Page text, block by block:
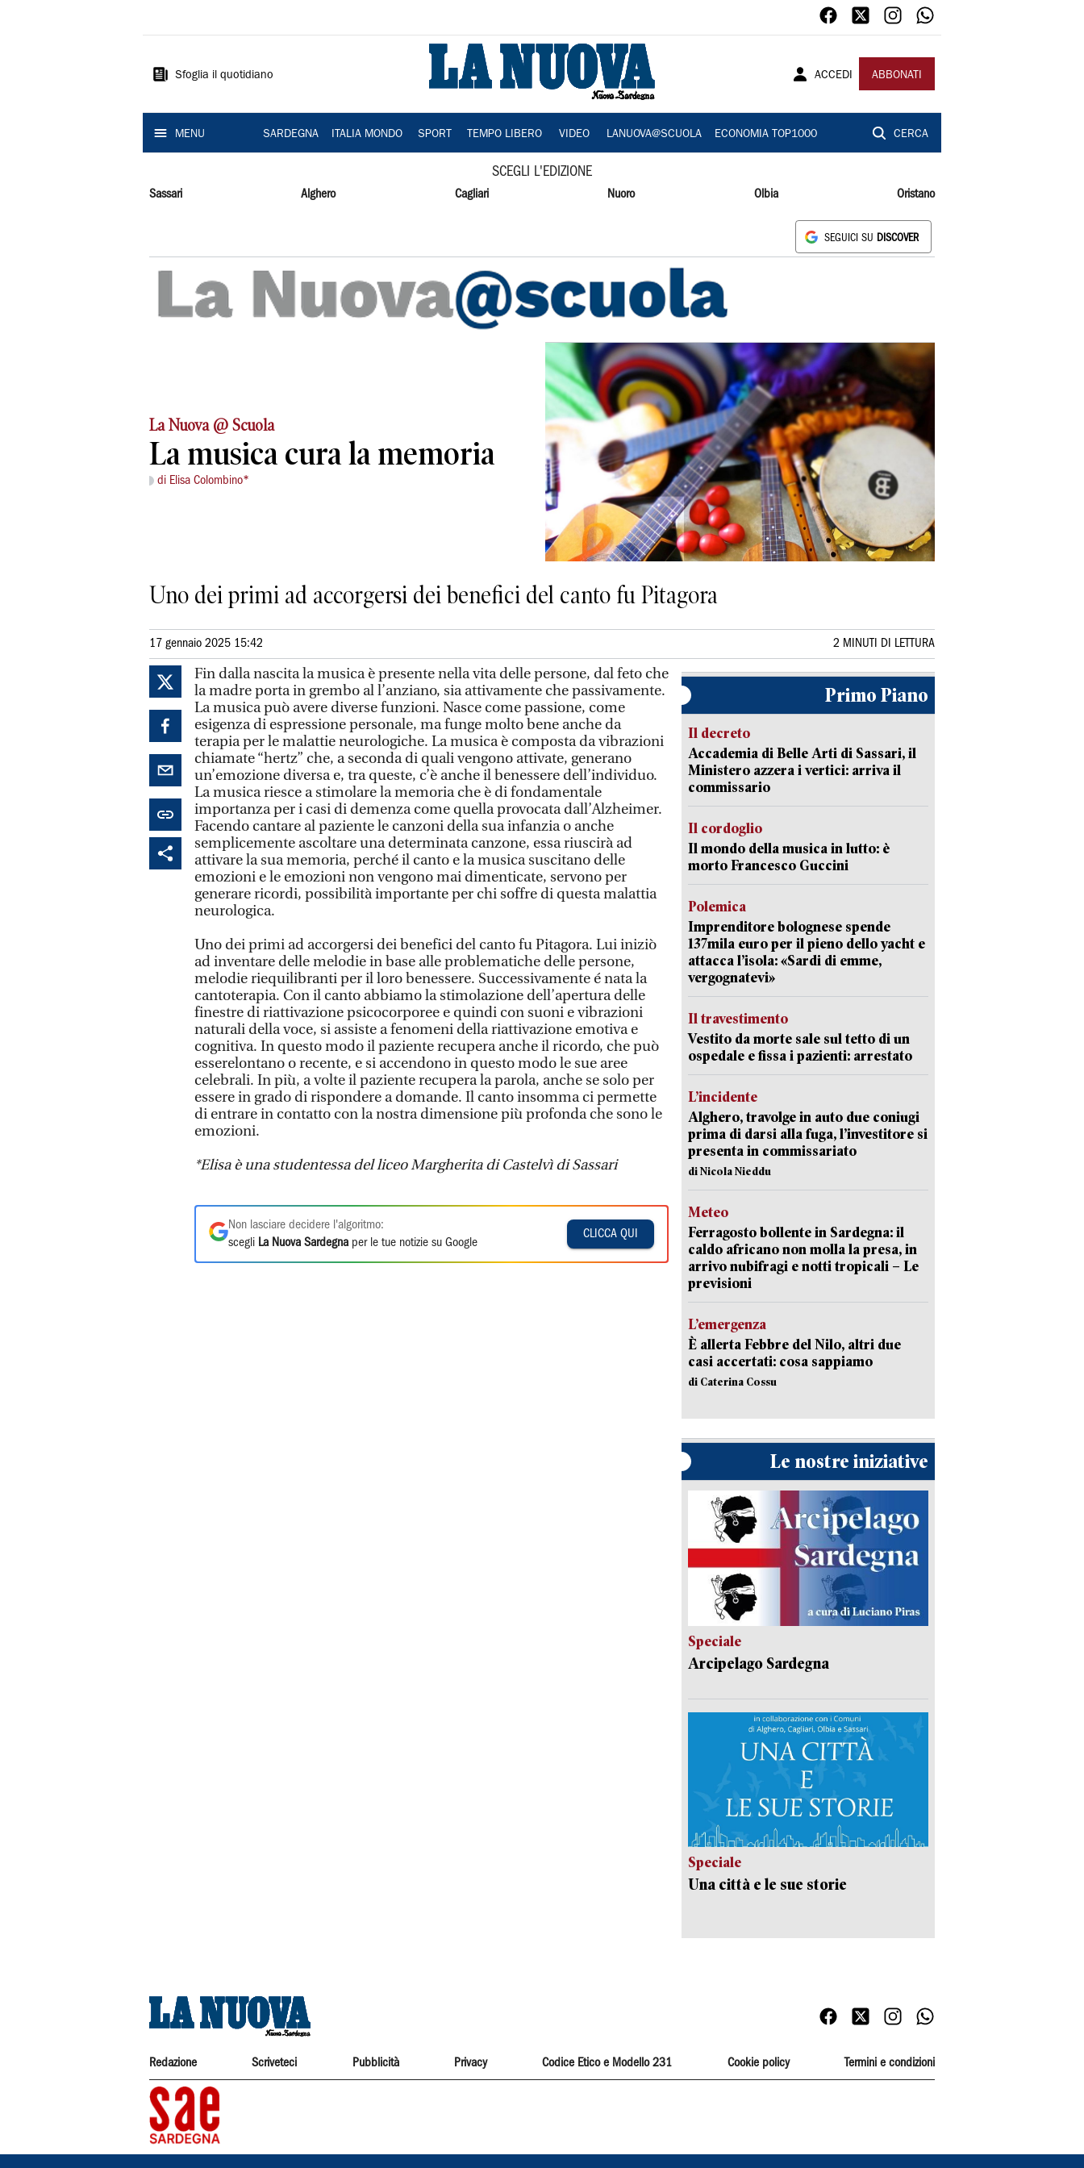
Sardegna
Sfoglia il quotidiano ACCEDI ABBONATI
MENU SARDEGNA ITALIA MONDO SPORT TEMPO LIBERO VIDEO LANUOVA@SCUOLA ECONOMIA TOP1000 CERCA
SCEGLI L'EDIZIONE
Sassari Alghero Cagliari Nuoro Olbia Oristano
SEGUICI SU DISCOVER
La Nuova @ Scuola
La musica cura la memoria
di Elisa Colombino*
Uno dei primi ad accorgersi dei benefici del canto fu Pitagora
17 gennaio 2025 15:42 2 MINUTI DI LETTURA
Fin dalla nascita la musica è presente nella vita delle persone, dal feto che
la madre porta in grembo al l’anziano, sia attivamente che passivamente.
La musica può avere diverse funzioni. Nasce come passione, come
esigenza di espressione personale, ma funge molto bene anche da
terapia per le malattie neurologiche. La musica è composta da vibrazioni
chiamate “hertz” che, a seconda di quali vengono attivate, generano
un’emozione diversa e, tra queste, c’è anche il benessere dell’individuo.
La musica riesce a stimolare la memoria che è di fondamentale
importanza per i casi di demenza come quella provocata dall’Alzheimer.
Facendo cantare al paziente le canzoni della sua infanzia o anche
semplicemente ascoltare una determinata canzone, essa riuscirà ad
attivare la sua memoria, perché il canto e la musica suscitano delle
emozioni e le emozioni non vengono mai dimenticate, servono per
generare ricordi, possibilità importante per chi soffre di questa malattia
neurologica.
Uno dei primi ad accorgersi dei benefici del canto fu Pitagora. Lui iniziò
ad inventare delle melodie in base alle problematiche delle persone,
melodie riequilibranti per il loro benessere. Successivamente é nata la
cantoterapia. Con il canto abbiamo la stimolazione dell’apertura delle
finestre di riattivazione psicocorporee e quindi con suoni e vibrazioni
naturali della voce, si assiste a fenomeni della riattivazione emotiva e
cognitiva. In questo modo il paziente recupera anche il ricordo, che può
esserelontano o recente, e si accendono in questo modo le sue aree
celebrali. In più, a volte il paziente recupera la parola, anche se solo per
essere in grado di rispondere a domande. Il canto insomma ci permette
di entrare in contatto con la nostra dimensione più profonda che sono le
emozioni.
*Elisa è una studentessa del liceo Margherita di Castelvì di Sassari
Non lasciare decidere l'algoritmo:
scegli La Nuova Sardegna per le tue notizie su Google
CLICCA QUI
Primo Piano
Il decreto
Accademia di Belle Arti di Sassari, il
Ministero azzera i vertici: arriva il
commissario
Il cordoglio
Il mondo della musica in lutto: è
morto Francesco Guccini
Polemica
Imprenditore bolognese spende
137mila euro per il pieno dello yacht e
attacca l’isola: «Sardi di emme,
vergognatevi»
Il travestimento
Vestito da morte sale sul tetto di un
ospedale e fissa i pazienti: arrestato
L’incidente
Alghero, travolge in auto due coniugi
prima di darsi alla fuga, l’investitore si
presenta in commissariato
di Nicola Nieddu
Meteo
Ferragosto bollente in Sardegna: il
caldo africano non molla la presa, in
arrivo nubifragi e notti tropicali – Le
previsioni
L’emergenza
È allerta Febbre del Nilo, altri due
casi accertati: cosa sappiamo
di Caterina Cossu
Le nostre iniziative
Speciale
Arcipelago Sardegna
Speciale
Una città e le sue storie
Redazione Scriveteci Pubblicità Privacy Codice Etico e Modello 231 Cookie policy Termini e condizioni